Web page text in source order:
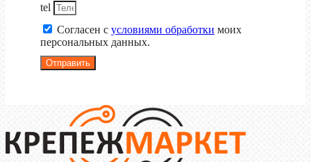
tel
Согласен с условиями обработки моих
персональных данных.
Отправить